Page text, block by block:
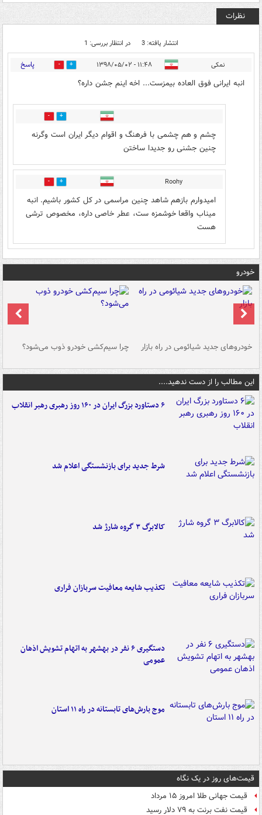
نظرات
انتشار یافته: 3 در انتظار بررسی: 1
نمکی ۱۱:۴۸ - ۱۳۹۸/۰۵/۰۲ 3 پاسخ
انبه ایرانی فوق العاده بیمزست... اخه اینم جشن داره؟
4
چشم و هم چشمی با فرهنگ و اقوام دیگر ایران است وگرنه
چنین جشنی رو جدیدا ساختن
Roohy
1
امیدوارم بازهم شاهد چنین مراسمی در کل کشور باشیم. انبه
میناب واقعا خوشمزه ست، عطر خاصی داره، مخصوص ترشی
هست
خودرو
خودروهای جدید شیائومی در راه بازار چرا سیم‌کشی خودرو ذوب می‌شود؟
این مطالب را از دست ندهید....
۶ دستاورد بزرگ ایران در ۱۶۰ روز رهبری رهبر انقلاب
شرط جدید برای بازنشستگی اعلام شد
کالابرگ ۳ گروه شارژ شد
تکذیب شایعه معافیت سربازان فراری
دستگیری ۶ نفر در بهشهر به اتهام تشویش اذهان
عمومی
موج بارش‌های تابستانه در راه ۱۱ استان
قیمت‌های روز در یک نگاه
قیمت جهانی طلا امروز ۱۵ مرداد
قیمت نفت برنت به ۷۹ دلار رسید